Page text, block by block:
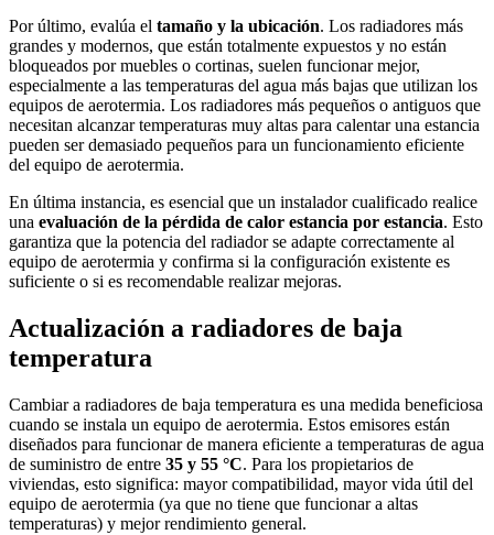
Por último, evalúa el tamaño y la ubicación. Los radiadores más
grandes y modernos, que están totalmente expuestos y no están
bloqueados por muebles o cortinas, suelen funcionar mejor,
especialmente a las temperaturas del agua más bajas que utilizan los
equipos de aerotermia. Los radiadores más pequeños o antiguos que
necesitan alcanzar temperaturas muy altas para calentar una estancia
pueden ser demasiado pequeños para un funcionamiento eficiente
del equipo de aerotermia.
En última instancia, es esencial que un instalador cualificado realice
una evaluación de la pérdida de calor estancia por estancia. Esto
garantiza que la potencia del radiador se adapte correctamente al
equipo de aerotermia y confirma si la configuración existente es
suficiente o si es recomendable realizar mejoras.
Actualización a radiadores de baja
temperatura
Cambiar a radiadores de baja temperatura es una medida beneficiosa
cuando se instala un equipo de aerotermia. Estos emisores están
diseñados para funcionar de manera eficiente a temperaturas de agua
de suministro de entre 35 y 55 °C. Para los propietarios de
viviendas, esto significa: mayor compatibilidad, mayor vida útil del
equipo de aerotermia (ya que no tiene que funcionar a altas
temperaturas) y mejor rendimiento general.